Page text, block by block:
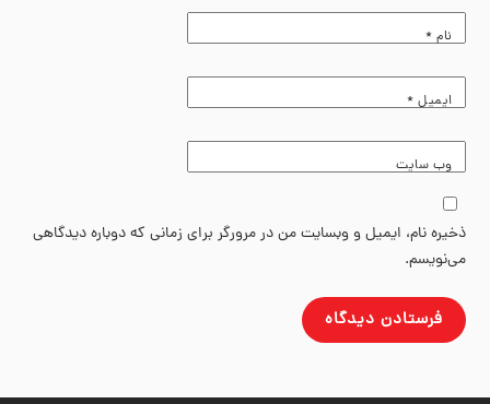
نام *
ایمیل *
وب‌ سایت
ذخیره نام، ایمیل و وبسایت من در مرورگر برای زمانی که دوباره دیدگاهی
می‌نویسم.